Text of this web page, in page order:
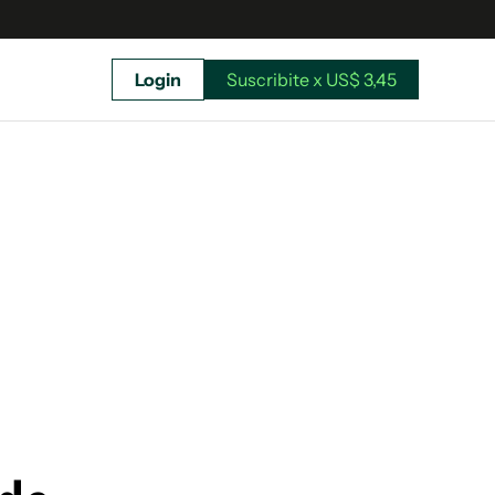
Login Suscribite x US$ 3,45